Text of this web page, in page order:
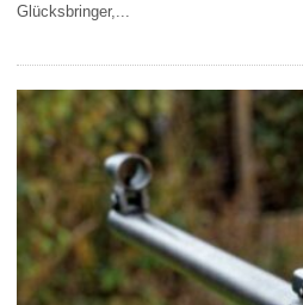
Glücksbringer,...